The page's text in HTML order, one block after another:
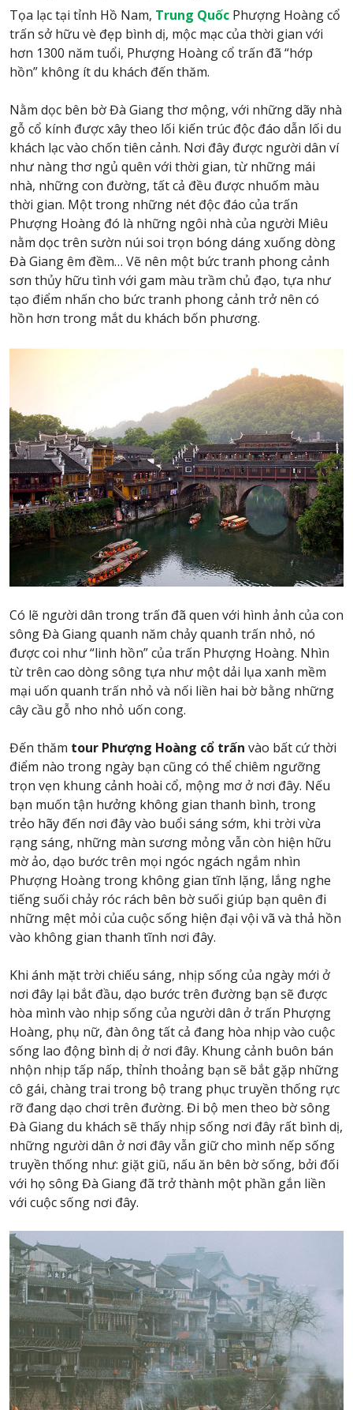
Tọa lạc tại tỉnh Hồ Nam, Trung Quốc Phượng Hoàng cổ
trấn sở hữu vè đẹp bình dị, mộc mạc của thời gian với
hơn 1300 năm tuổi, Phượng Hoàng cổ trấn đã “hớp
hồn” không ít du khách đến thăm.
Nằm dọc bên bờ Đà Giang thơ mộng, với những dãy nhà
gỗ cổ kính được xây theo lối kiến trúc độc đáo dẫn lối du
khách lạc vào chốn tiên cảnh. Nơi đây được người dân ví
như nàng thơ ngủ quên với thời gian, từ những mái
nhà, những con đường, tất cả đều được nhuốm màu
thời gian. Một trong những nét độc đáo của trấn
Phượng Hoàng đó là những ngôi nhà của người Miêu
nằm dọc trên sườn núi soi trọn bóng dáng xuống dòng
Đà Giang êm đềm… Vẽ nên một bức tranh phong cảnh
sơn thủy hữu tình với gam màu trầm chủ đạo, tựa như
tạo điểm nhấn cho bức tranh phong cảnh trở nên có
hồn hơn trong mắt du khách bốn phương.
Có lẽ người dân trong trấn đã quen với hình ảnh của con
sông Đà Giang quanh năm chảy quanh trấn nhỏ, nó
được coi như “linh hồn” của trấn Phượng Hoàng. Nhìn
từ trên cao dòng sông tựa như một dải lụa xanh mềm
mại uốn quanh trấn nhỏ và nối liền hai bờ bằng những
cây cầu gỗ nho nhỏ uốn cong.
Đến thăm tour Phượng Hoàng cổ trấn vào bất cứ thời
điểm nào trong ngày bạn cũng có thể chiêm ngưỡng
trọn vẹn khung cảnh hoài cổ, mộng mơ ở nơi đây. Nếu
bạn muốn tận hưởng không gian thanh bình, trong
trẻo hãy đến nơi đây vào buổi sáng sớm, khi trời vừa
rạng sáng, những màn sương mỏng vẫn còn hiện hữu
mờ ảo, dạo bước trên mọi ngóc ngách ngắm nhìn
Phượng Hoàng trong không gian tĩnh lặng, lắng nghe
tiếng suối chảy róc rách bên bờ suối giúp bạn quên đi
những mệt mỏi của cuộc sống hiện đại vội vã và thả hồn
vào không gian thanh tĩnh nơi đây.
Khi ánh mặt trời chiếu sáng, nhịp sống của ngày mới ở
nơi đây lại bắt đầu, dạo bước trên đường bạn sẽ được
hòa mình vào nhịp sống của người dân ở trấn Phượng
Hoàng, phụ nữ, đàn ông tất cả đang hòa nhịp vào cuộc
sống lao động bình dị ở nơi đây. Khung cảnh buôn bán
nhộn nhịp tấp nấp, thỉnh thoảng bạn sẽ bắt gặp những
cô gái, chàng trai trong bộ trang phục truyền thống rực
rỡ đang dạo chơi trên đường. Đi bộ men theo bờ sông
Đà Giang du khách sẽ thấy nhịp sống nơi đây rất bình dị,
những người dân ở nơi đây vẫn giữ cho mình nếp sống
truyền thống như: giặt giũ, nấu ăn bên bờ sống, bởi đối
với họ sông Đà Giang đã trở thành một phần gắn liền
với cuộc sống nơi đây.